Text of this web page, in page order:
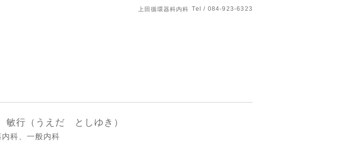
上田循環器科内科 Tel / 084-923-6323
敏行（うえだ としゆき）
科、一般内科